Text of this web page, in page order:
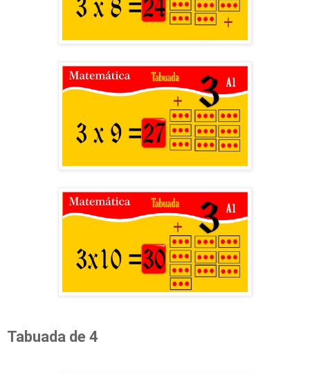
Tabuada de 4